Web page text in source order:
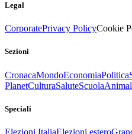
Legal
CorporatePrivacy PolicyCookie
Sezioni
CronacaMondoEconomiaPolitica
PlanetCulturaSaluteScuola
Speciali
Elezioni ItaliaElezioni estero